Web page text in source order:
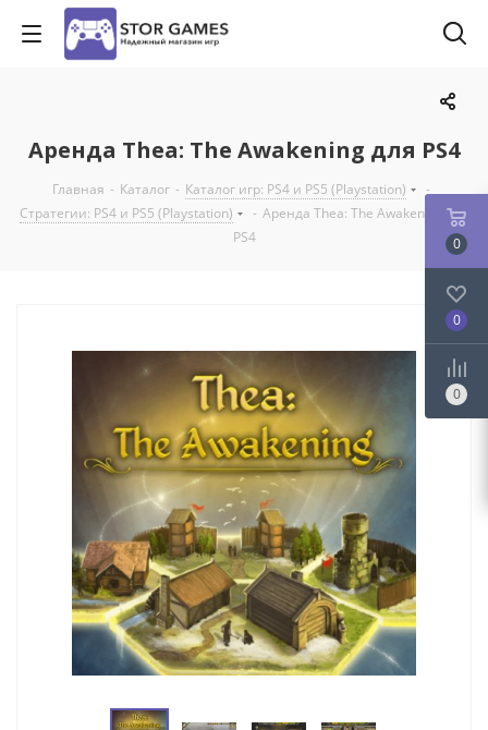
Аренда Thea: The Awakening для PS4
Главная - Каталог - Каталог игр: PS4 и PS5 (Playstation)
-
Стратегии: PS4 и PS5 (Playstation)
- Аренда Thea: The Awakening для
PS4
0
0
0